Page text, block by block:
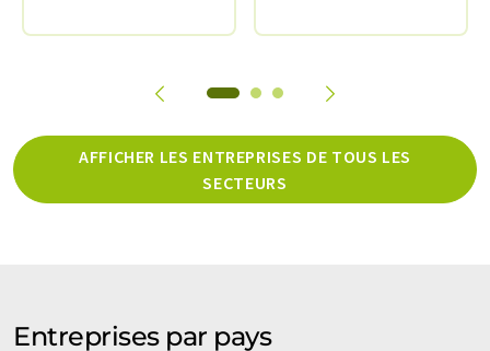
AFFICHER LES ENTREPRISES DE TOUS LES
SECTEURS
Entreprises par pays